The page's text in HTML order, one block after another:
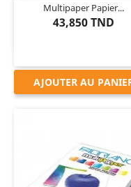
Multipaper Papier...
43,850 TND
AJOUTER AU